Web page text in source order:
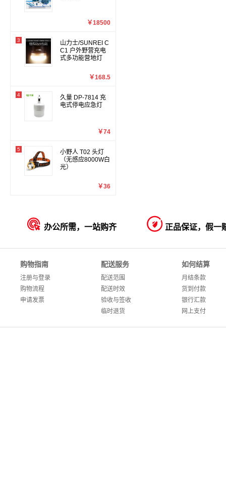
￥18500
3
山力士/SUNREI C
C1 户外野营充电
式多功能营地灯
￥168.5
4
久量 DP-7814 充
电式停电应急灯
￥74
5
小野人 T02 头灯
（无感应8000W白
光）
￥36
 办公所需，一站购齐  正品保证，假一
购物指南
注册与登录
购物流程
申请发票
配送服务
配送范围
配送时效
验收与签收
临时退货
如何结算
月结条款
货到付款
银行汇款
网上支付